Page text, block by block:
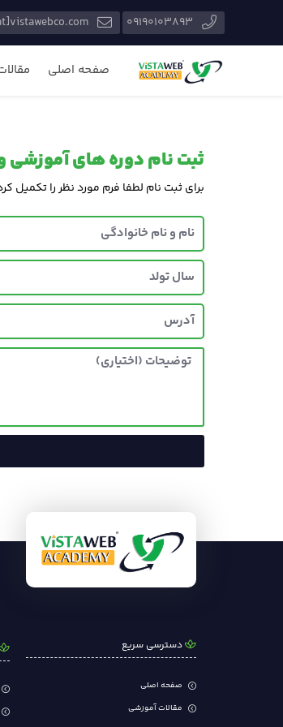
09190103893
صفحه اصلی
ثبت نام دوره های آموزشی
برای ثبت نام لطفا فرم مورد نظر را تکمیل
دسترسی سریع
صفحه اصلی
مقالات آموزشی